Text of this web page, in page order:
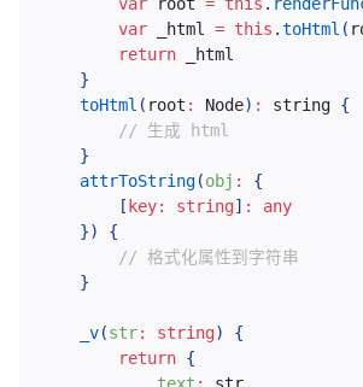
var _html = this .toHtml (
return _html
}
toHtml ( root : Node) : string {
// 生成 html
}
attrToString(obj :
{
[ key: string] :
any
})
{
// 格式化属性到字符串
}
_v(str: string)
{
return {